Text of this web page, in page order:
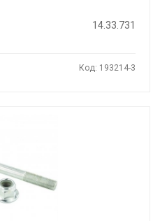
14.33.731
Код: 193214-3